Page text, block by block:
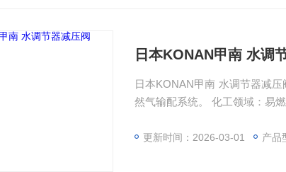
日本KONAN甲南 水调
日本KONAN甲南 水调节器减压阀 No.5125 成都直销西南地区 能
然气输配系统。 化工领域：易
更新时间：2026-03-01 产品